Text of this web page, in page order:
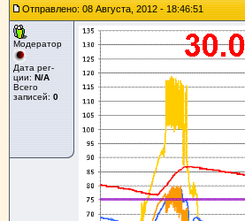
Отправлено: 08 Августа, 2012 - 18:46:51
Модератор
Дата рег-
ции: N/A
Всего
записей: 0